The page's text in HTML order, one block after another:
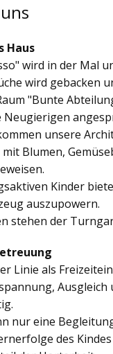
Haus
wird in der Mal
wird gebacken
"Bunte
Neugierigen
unsere
mit Blumen,
Kinder
auszupowern.
stehen der
Linie als
nur eine
des